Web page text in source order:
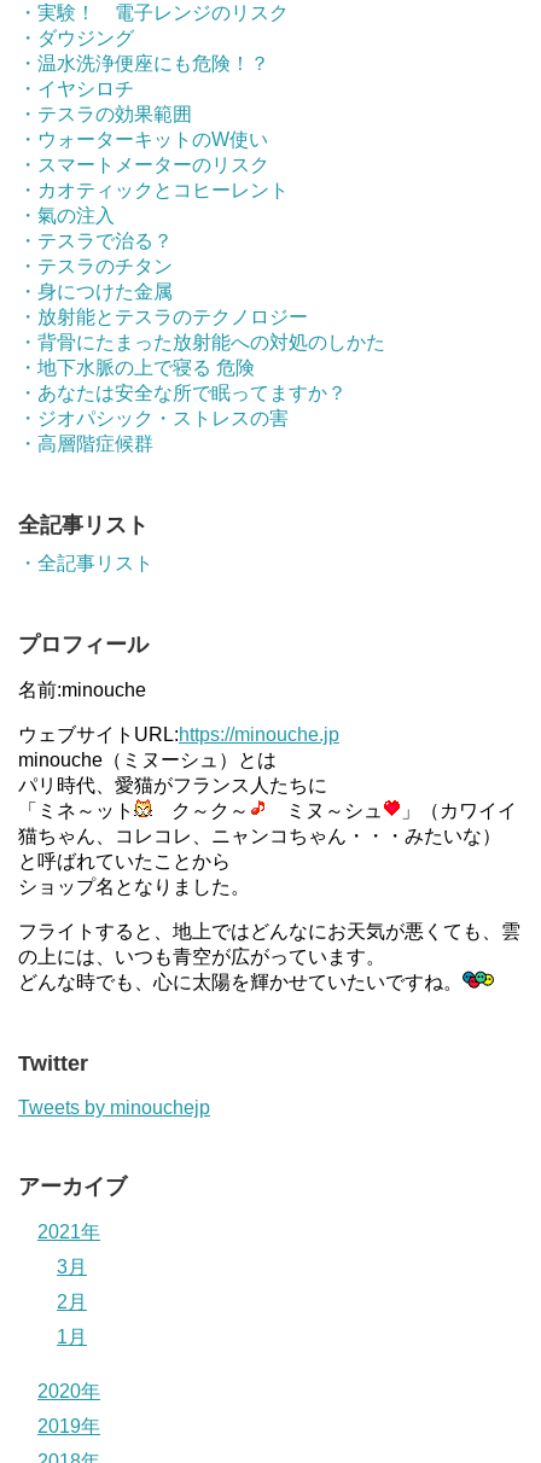
・実験！ 電子レンジのリスク
・ダウジング
・温水洗浄便座にも危険！？
・イヤシロチ
・テスラの効果範囲
・ウォーターキットのW使い
・スマートメーターのリスク
・カオティックとコヒーレント
・氣の注入
・テスラで治る？
・テスラのチタン
・身につけた金属
・放射能とテスラのテクノロジー
・背骨にたまった放射能への対処のしかた
・地下水脈の上で寝る 危険
・あなたは安全な所で眠ってますか？
・ジオパシック・ストレスの害
・高層階症候群
全記事リスト
・全記事リスト
プロフィール
名前:minouche
ウェブサイトURL:https://minouche.jp
minouche（ミヌーシュ）とは
パリ時代、愛猫がフランス人たちに
「ミネ～ット
ク～ク～ ミヌ～シュ
」（カワイイ
猫ちゃん、コレコレ、ニャンコちゃん・・・みたいな）
と呼ばれていたことから
ショップ名となりました。
フライトすると、地上ではどんなにお天気が悪くても、雲
の上には、いつも青空が広がっています。
どんな時でも、心に太陽を輝かせていたいですね。
Twitter
Tweets by minouchejp
アーカイブ
2021年
3月
2月
1月
2020年
2019年